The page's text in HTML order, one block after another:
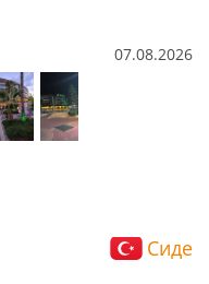
07.08.2026
Сиде